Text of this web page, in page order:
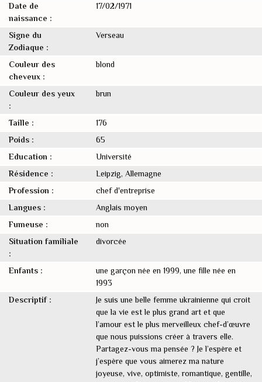
Date de
naissance :
17/02/1971
Signe du
Zodiaque :
Verseau
Couleur des
cheveux :
blond
Couleur des yeux
:
brun
Taille :
176
Poids :
65
Education :
Université
Résidence :
Leipzig, Allemagne
Profession :
chef d'entreprise
Langues :
Anglais moyen
Fumeuse :
non
Situation familiale
:
divorcée
Enfants :
une garçon née en 1999, une fille née en
1993
Descriptif :
Je suis une belle femme ukrainienne qui croit
que la vie est le plus grand art et que
l’amour est le plus merveilleux chef-d’œuvre
que nous puissions créer à travers elle.
Partagez-vous ma pensée ? Je l’espère et
j’espère que vous aimerez ma nature
joyeuse, vive, optimiste, romantique, gentille,